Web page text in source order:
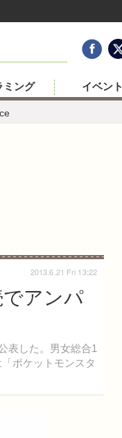
ミング イベント
アンパ
表した。男女総合1
ポケットモンスタ
2013.6.21 Fri 13:22